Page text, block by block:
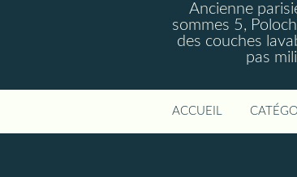
Ancienne
sommes 5,
des couches
pas
ACCUEIL